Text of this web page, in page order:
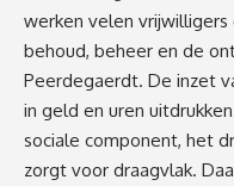
werken velen vrijwilligers
behoud, beheer en de
Peerdegaerdt. De inzet
in geld en uren
sociale component, het
zorgt voor draagvlak.